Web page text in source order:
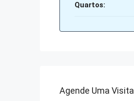
Quartos:
Agende Uma Visita